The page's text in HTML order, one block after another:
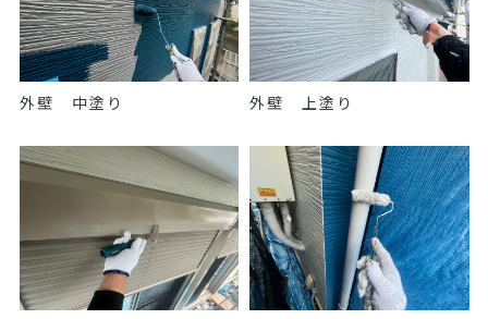
外壁 中塗り 外壁 上塗り